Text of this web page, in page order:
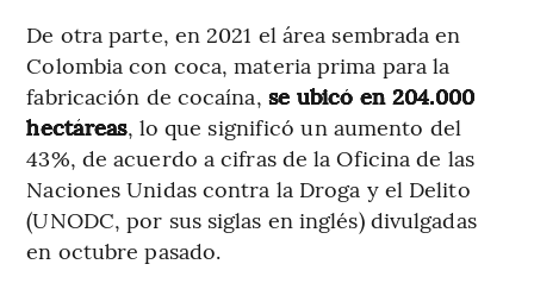
De otra parte, en 2021 el área sembrada en
Colombia con coca, materia prima para la
fabricación de cocaína, se ubicó en 204.000
hectáreas, lo que significó un aumento del
43%, de acuerdo a cifras de la Oficina de las
Naciones Unidas contra la Droga y el Delito
(UNODC, por sus siglas en inglés) divulgadas
en octubre pasado.